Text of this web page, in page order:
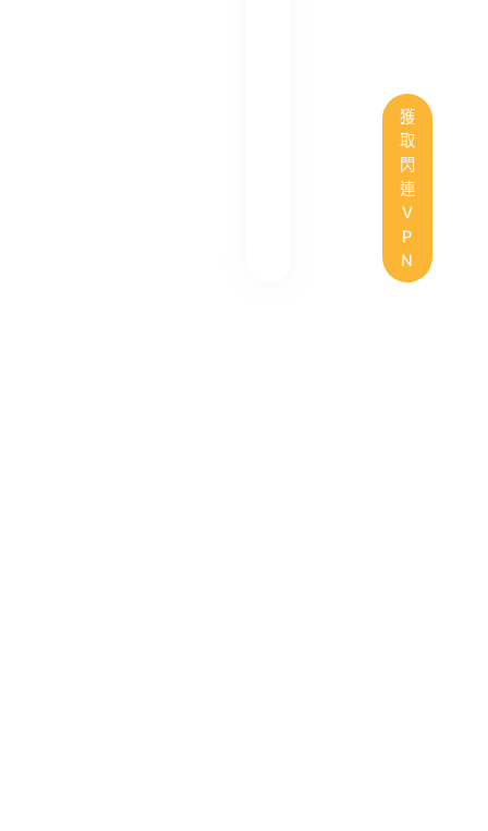
獲
取
閃
連
V
P
N